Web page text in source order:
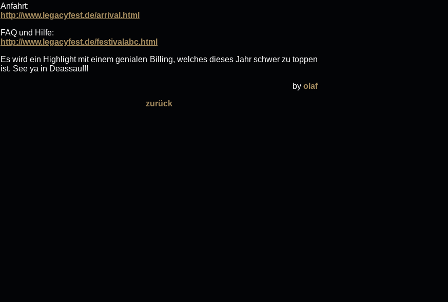
Anfahrt:
http://www.legacyfest.de/arrival.html
FAQ und Hilfe:
http://www.legacyfest.de/festivalabc.html
Es wird ein Highlight mit einem genialen Billing, welches dieses Jahr schwer zu toppen
ist. See ya in Deassau!!!
by olaf
zurück